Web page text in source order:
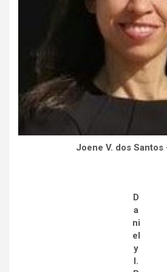
Joene V. dos Santos
D
a
ni
el
y
I.